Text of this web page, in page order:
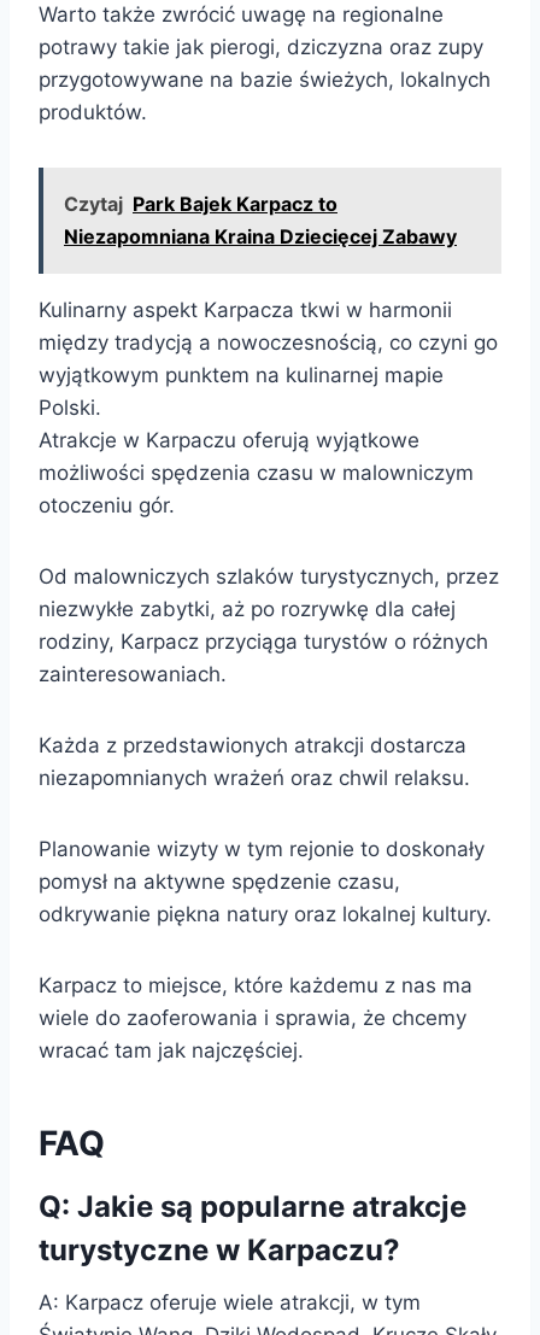
Warto także zwrócić uwagę na regionalne
potrawy takie jak pierogi, dziczyzna oraz zupy
przygotowywane na bazie świeżych, lokalnych
produktów.
Czytaj Park Bajek Karpacz to
Niezapomniana Kraina Dziecięcej Zabawy
Kulinarny aspekt Karpacza tkwi w harmonii
między tradycją a nowoczesnością, co czyni go
wyjątkowym punktem na kulinarnej mapie
Polski.
Atrakcje w Karpaczu oferują wyjątkowe
możliwości spędzenia czasu w malowniczym
otoczeniu gór.
Od malowniczych szlaków turystycznych, przez
niezwykłe zabytki, aż po rozrywkę dla całej
rodziny, Karpacz przyciąga turystów o różnych
zainteresowaniach.
Każda z przedstawionych atrakcji dostarcza
niezapomnianych wrażeń oraz chwil relaksu.
Planowanie wizyty w tym rejonie to doskonały
pomysł na aktywne spędzenie czasu,
odkrywanie piękna natury oraz lokalnej kultury.
Karpacz to miejsce, które każdemu z nas ma
wiele do zaoferowania i sprawia, że chcemy
wracać tam jak najczęściej.
FAQ
Q: Jakie są popularne atrakcje
turystyczne w Karpaczu?
A: Karpacz oferuje wiele atrakcji, w tym